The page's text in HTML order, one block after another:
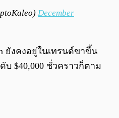
December
ยังคงอยู่ในเทรนด์ขาขึ้น
$40,000 ชั่วคราวก็ตาม